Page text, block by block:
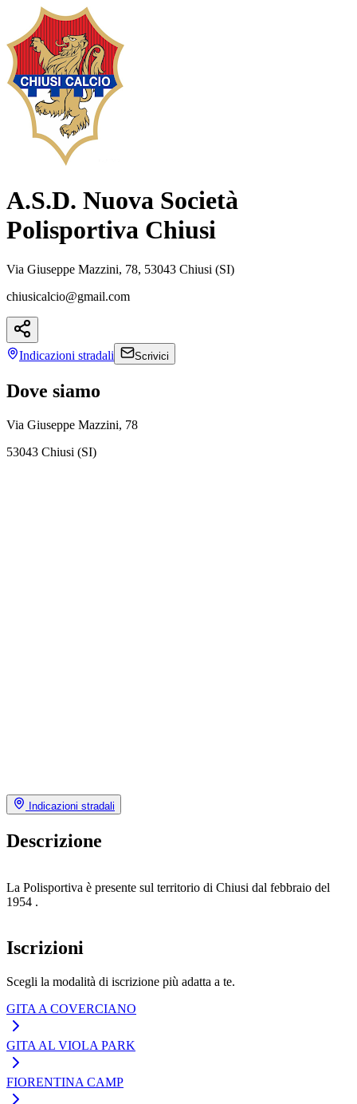
A.S.D. Nuova Società
Polisportiva Chiusi
Via Giuseppe Mazzini, 78, 53043 Chiusi (SI)
chiusicalcio@gmail.com
Indicazioni stradali Scrivici
Dove siamo
Via Giuseppe Mazzini, 78
53043 Chiusi (SI)
Indicazioni stradali
Descrizione
La Polisportiva è presente sul territorio di Chiusi dal febbraio del
1954 .
Iscrizioni
Scegli la modalità di iscrizione più adatta a te.
GITA A COVERCIANO
GITA AL VIOLA PARK
FIORENTINA CAMP